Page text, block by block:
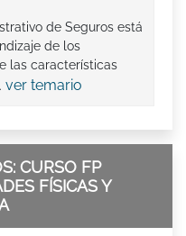
de Seguros está
de los
las características
ver temario
CURSO FP
FÍSICAS Y